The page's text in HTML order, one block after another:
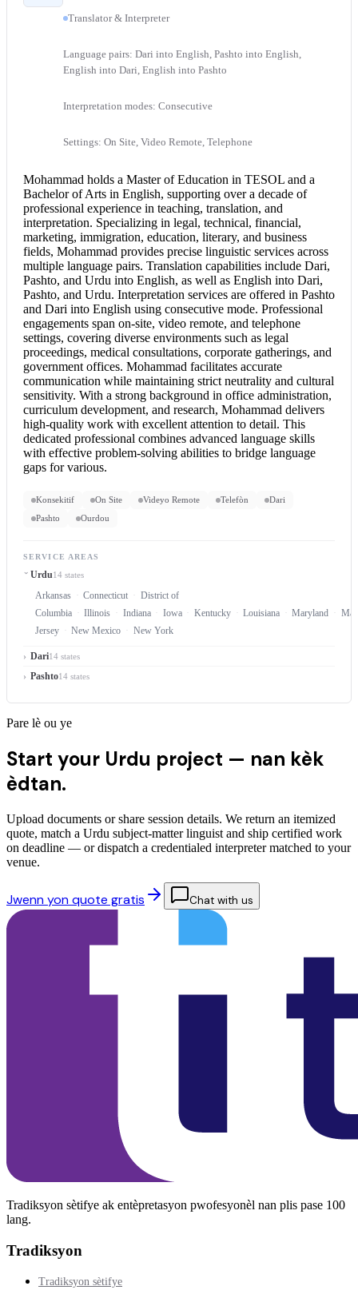
Translator & Interpreter
Language pairs: Dari into English, Pashto into English,
English into Dari, English into Pashto
Interpretation modes: Consecutive
Settings: On Site, Video Remote, Telephone
Mohammad holds a Master of Education in TESOL and a
Bachelor of Arts in English, supporting over a decade of
professional experience in teaching, translation, and
interpretation. Specializing in legal, technical, financial,
marketing, immigration, education, literary, and business
fields, Mohammad provides precise linguistic services across
multiple language pairs. Translation capabilities include Dari,
Pashto, and Urdu into English, as well as English into Dari,
Pashto, and Urdu. Interpretation services are offered in Pashto
and Dari into English using consecutive mode. Professional
engagements span on-site, video remote, and telephone
settings, covering diverse environments such as legal
proceedings, medical consultations, corporate gatherings, and
government offices. Mohammad facilitates accurate
communication while maintaining strict neutrality and cultural
sensitivity. With a strong background in office administration,
curriculum development, and research, Mohammad delivers
high-quality work with excellent attention to detail. This
dedicated professional combines advanced language skills
with effective problem-solving abilities to bridge language
gaps for various.
Konsekitif On Site Videyo Remote Telefòn
Dari
Pashto
Ourdou
SERVICE AREAS
Urdu14 states
Arkansas Connecticut
District of
Columbia
Illinois Indiana Iowa Kentucky Louisiana Maryland
Jersey
New Mexico New York
Dari14 states
Pashto14 states
Pare lè ou ye
Start your Urdu project — nan kèk
èdtan.
Upload documents or share session details. We return an itemized
quote, match a Urdu subject-matter linguist and ship certified work
on deadline — or dispatch a credentialed interpreter matched to your
venue.
Jwenn yon quote gratis Chat with us
Tradiksyon sètifye ak entèpretasyon pwofesyonèl nan plis pase 100
lang.
Tradiksyon
Tradiksyon sètifye